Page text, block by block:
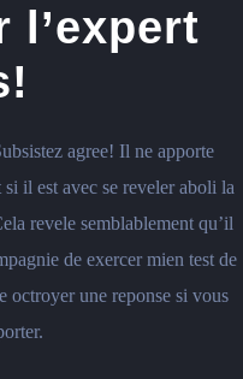
l’expert
agree! Il ne apporte
il est avec se reveler aboli la
revele semblablement qu’il
de exercer mien test de
octroyer une reponse si vous